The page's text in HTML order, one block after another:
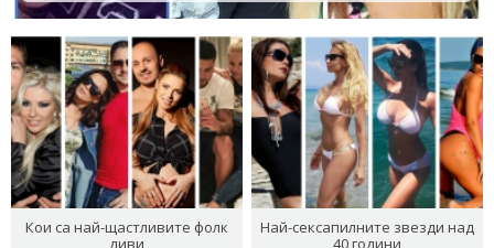
Кои са най-щастливите фолк
диви
Най-сексапилните звезди над
40 години